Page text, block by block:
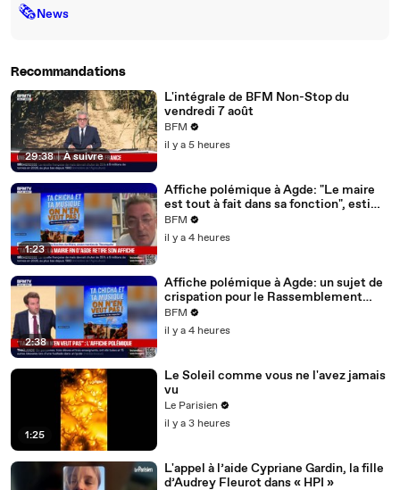
🗞News
Recommandations
29:38 | À suivre
L'intégrale de BFM Non-Stop du
vendredi 7 août
BFM
il y a 5 heures
1:23
Affiche polémique à Agde: "Le maire
est tout à fait dans sa fonction", estime
le sénateur Stéphane Ravier
BFM
il y a 4 heures
2:38
Affiche polémique à Agde: un sujet de
crispation pour le Rassemblement
national?
BFM
il y a 4 heures
1:25
Le Soleil comme vous ne l'avez jamais
vu
Le Parisien
il y a 3 heures
L'appel à l’aide Cypriane Gardin, la fille
d’Audrey Fleurot dans « HPI »